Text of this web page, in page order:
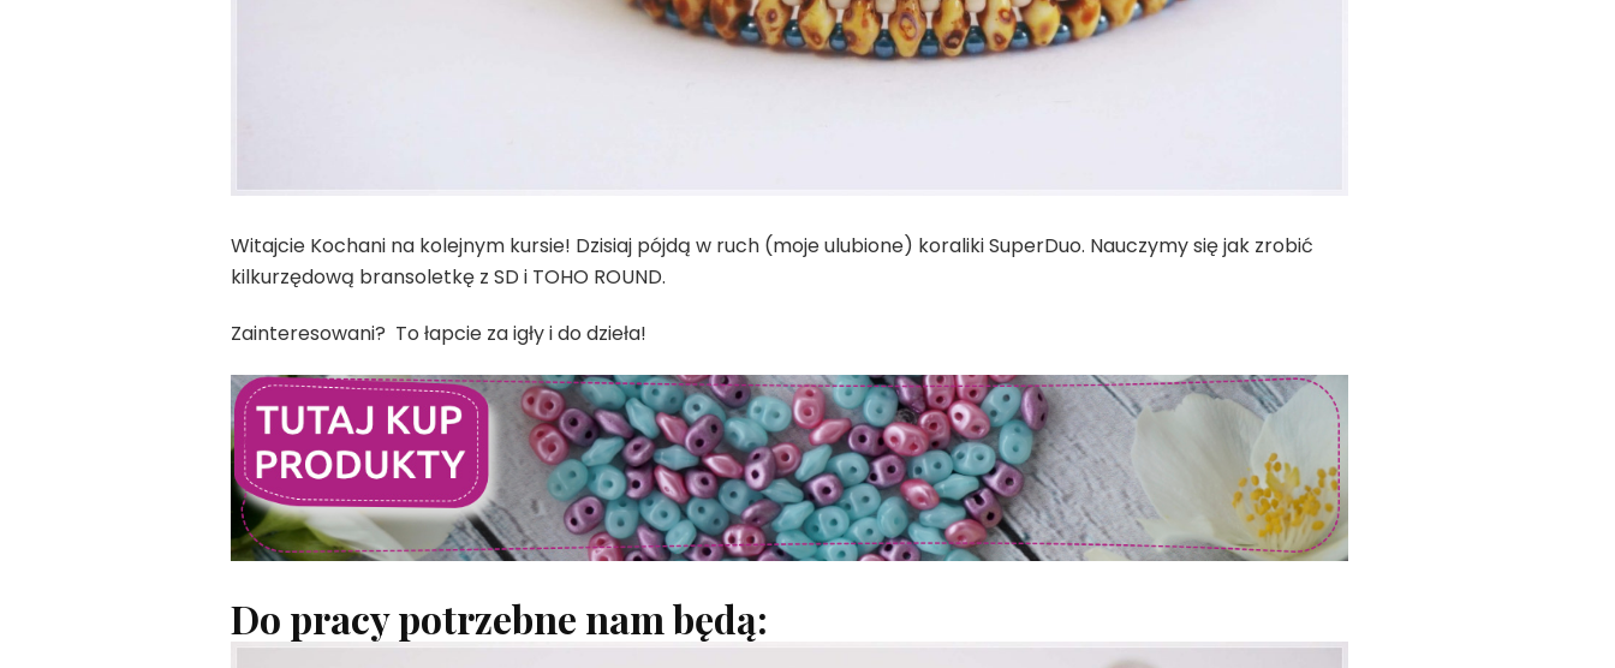
Witajcie Kochani na kolejnym kursie! Dzisiaj pójdą w ruch (moje ulubione) koraliki SuperDuo. Nauczymy się jak zrobić
kilkurzędową bransoletkę z SD i TOHO ROUND.
Zainteresowani? To łapcie za igły i do dzieła!
Do pracy potrzebne nam będą: